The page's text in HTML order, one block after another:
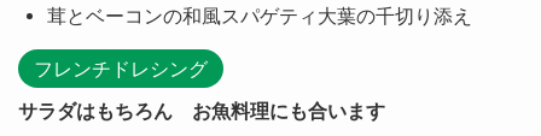
茸とベーコンの和風スパゲティ大葉の千切り添え
フレンチドレシング
サラダはもちろん お魚料理にも合います